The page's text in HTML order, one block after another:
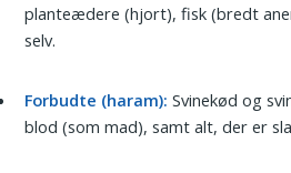
planteædere (hjort), fisk (bredt
selv.
Forbudte (haram): Svinekød og
blod (som mad), samt alt, der er